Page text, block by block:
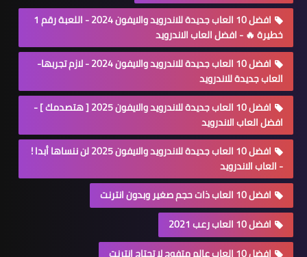
افضل 10 العاب جديدة للاندرويد والايفون 2024 - اللعبة رقم 1
خطيرة 🔥 - افضل العاب الاندرويد
افضل 10 العاب جديدة للاندرويد والايفون 2024 - لازم تجربها-
العاب جديدة للاندرويد
افضل 10 العاب جديدة للاندرويد والايفون 2025 [ هتصدمك ] -
افضل العاب الاندرويد
افضل 10 العاب جديدة للاندرويد والايفون 2025 لن ننساها أبدا !
- العاب الاندرويد
افضل 10 العاب ذات حجم صغير وبدون انترنت
افضل 10 العاب رعب 2021
افضل 10 العاب عالم متفوح لا تحتاج انترنت